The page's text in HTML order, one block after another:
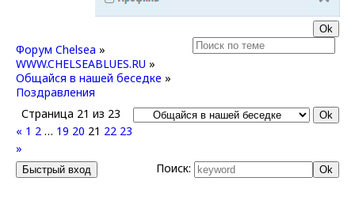
Форум Chelsea »
WWW.CHELSEABLUES.RU »
Общайся в нашей беседке »
Поздравления
Страница 21 из 23
« 1 2 … 19 20 21 22 23
»
Поиск: